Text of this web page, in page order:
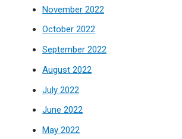
November 2022
October 2022
September 2022
August 2022
July 2022
June 2022
May 2022